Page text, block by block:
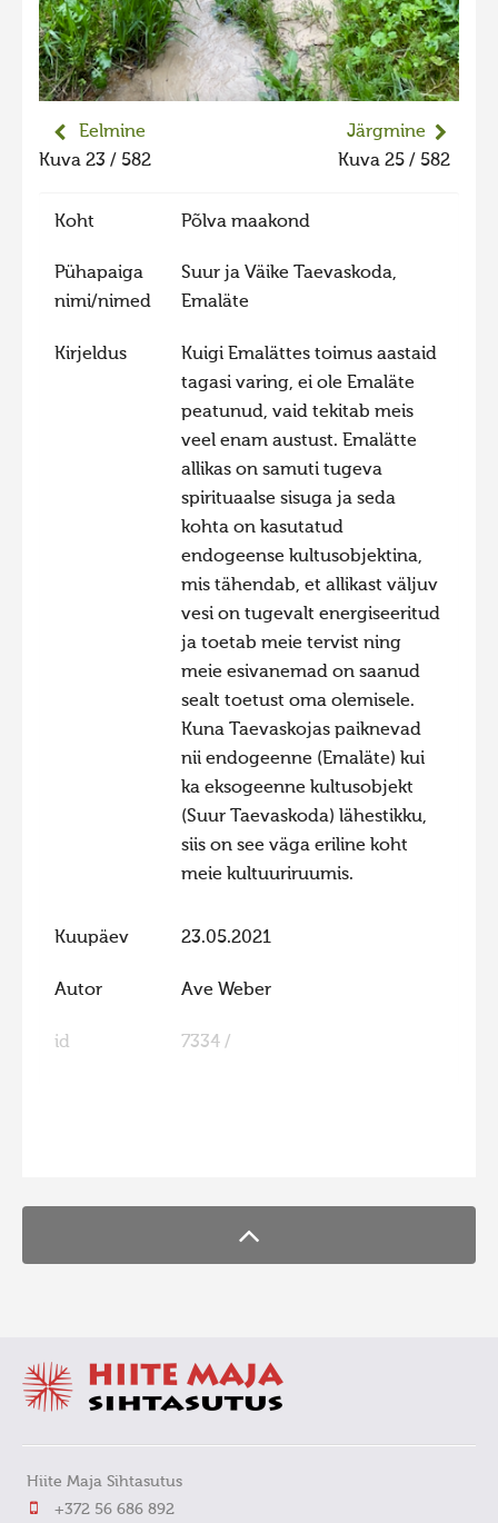
Liikuvad kuvad 2021
Hiite kuvavõistlus 2020
Hiite kuvavõistlus 2020 lisa
Liikuvad kuvad 2020
Hiite kuvavõistlus 2018
Hiite kuvavõistlus 2016
Hiite kuvavõistlus 2013
Hiite kuvavõistlus 2012
Hiite kuvavõistlus 2011
Hiite kuvavõistlus 2010
Hiite kuvavõistlus 2009
Hiite kuvavõistlus 2008
Eelmine
Kuva 23 / 582
Järgmine
Kuva 25 / 582
Koht Põlva maakond
Pühapaiga
nimi/nimed
Suur ja Väike Taevaskoda,
Emaläte
Kirjeldus
Kuigi Emalättes toimus aastaid
tagasi varing, ei ole Emaläte
peatunud, vaid tekitab meis
veel enam austust. Emalätte
allikas on samuti tugeva
spirituaalse sisuga ja seda
kohta on kasutatud
endogeense kultusobjektina,
mis tähendab, et allikast väljuv
vesi on tugevalt energiseeritud
ja toetab meie tervist ning
meie esivanemad on saanud
sealt toetust oma olemisele.
Kuna Taevaskojas paiknevad
nii endogeenne (Emaläte) kui
ka eksogeenne kultusobjekt
(Suur Taevaskoda) lähestikku,
siis on see väga eriline koht
meie kultuuriruumis.
Kuupäev 23.05.2021
Autor Ave Weber
id 7334 /
Hiite Maja Sihtasutus
+372 56 686 892